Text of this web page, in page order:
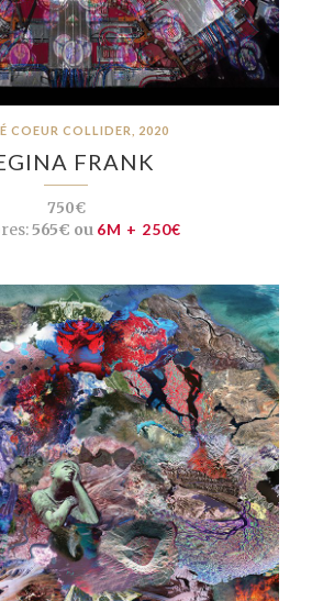
COEUR COLLIDER, 2020
FRANK
750€
565€ ou 6M + 250€